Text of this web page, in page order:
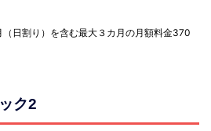
日割り）を含む最大３カ月の月額料金370
ク2